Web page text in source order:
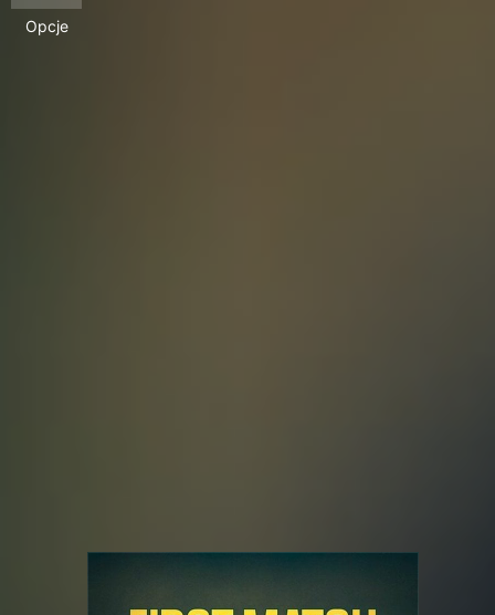
Opcje